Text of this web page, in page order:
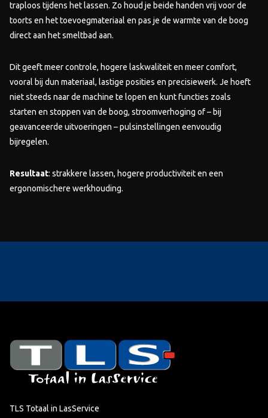
traploos tijdens het lassen. Zo houd je beide handen vrij voor de
toorts en het toevoegmateriaal en pas je de warmte van de boog
direct aan het smeltbad aan.
Dit geeft meer controle, hogere laskwaliteit en meer comfort,
vooral bij dun materiaal, lastige posities en precisiewerk. Je hoeft
niet steeds naar de machine te lopen en kunt functies zoals
starten en stoppen van de boog, stroomverhoging of – bij
geavanceerde uitvoeringen – pulsinstellingen eenvoudig
bijregelen.
Resultaat: strakkere lassen, hogere productiviteit en een
ergonomischere werkhouding.
TLS Totaal in LasService